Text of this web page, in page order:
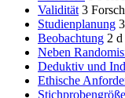
Validität 3
Studienplanung 3
Beobachtung 2 d
Neben
Deduktiv und
Ethische
Stichprobengröße